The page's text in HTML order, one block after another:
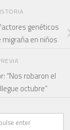
genéticos
en niños
“Nos robaron el
octubre”